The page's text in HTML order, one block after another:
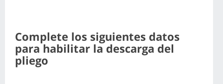
Complete los siguientes datos
para habilitar la descarga del
pliego